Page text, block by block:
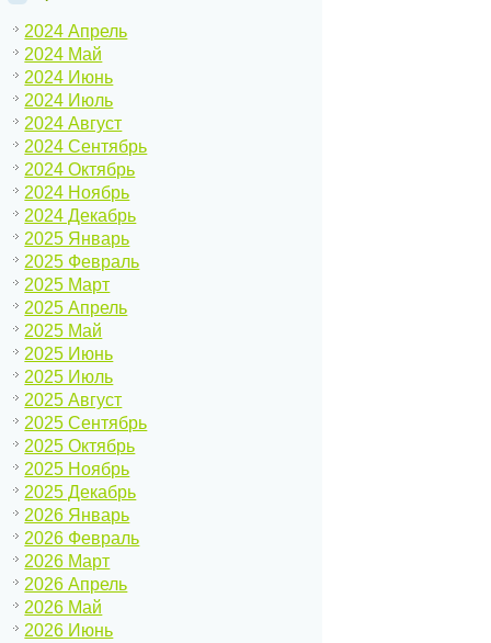
2024 Апрель
2024 Май
2024 Июнь
2024 Июль
2024 Август
2024 Сентябрь
2024 Октябрь
2024 Ноябрь
2024 Декабрь
2025 Январь
2025 Февраль
2025 Март
2025 Апрель
2025 Май
2025 Июнь
2025 Июль
2025 Август
2025 Сентябрь
2025 Октябрь
2025 Ноябрь
2025 Декабрь
2026 Январь
2026 Февраль
2026 Март
2026 Апрель
2026 Май
2026 Июнь